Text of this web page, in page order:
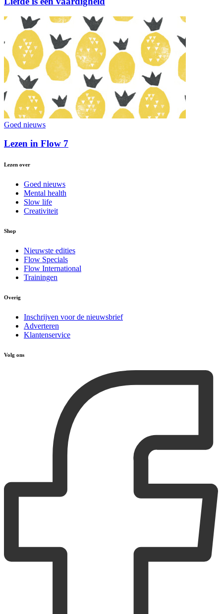
Goed nieuws
Lezen in Flow 7
Lezen over
Goed nieuws
Mental health
Slow life
Creativiteit
Shop
Nieuwste edities
Flow Specials
Flow International
Trainingen
Overig
Inschrijven voor de nieuwsbrief
Adverteren
Klantenservice
Volg ons